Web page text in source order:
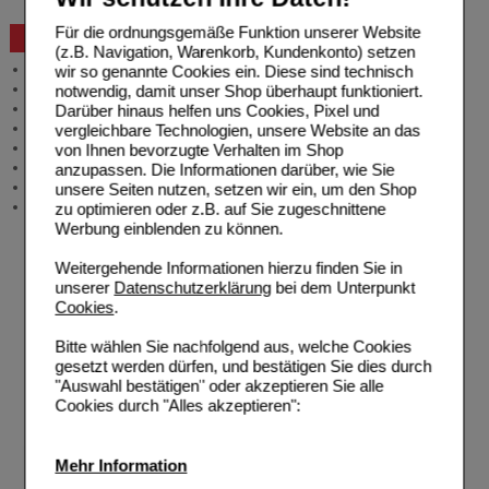
Für die ordnungsgemäße Funktion unserer Website
(z.B. Navigation, Warenkorb, Kundenkonto) setzen
wir so genannte Cookies ein. Diese sind technisch
notwendig, damit unser Shop überhaupt funktioniert.
Darüber hinaus helfen uns Cookies, Pixel und
vergleichbare Technologien, unsere Website an das
von Ihnen bevorzugte Verhalten im Shop
anzupassen. Die Informationen darüber, wie Sie
unsere Seiten nutzen, setzen wir ein, um den Shop
zu optimieren oder z.B. auf Sie zugeschnittene
Werbung einblenden zu können.
Weitergehende Informationen hierzu finden Sie in
unserer Datenschutzerklärungbei dem Unterpunkt
Cookies.
Bitte wählen Sie nachfolgend aus, welche Cookies
gesetzt werden dürfen, und bestätigen Sie dies durch
"Auswahl bestätigen" oder akzeptieren Sie alle
Cookies durch "Alles akzeptieren":
Mehr Information
Beratung und Service
Allgemeine Information
Produktberatung
Meldung Arzneimittelrisiken
Zuzahlungsfreie Arzneien
Angebote & Downloads
Newsletter
Neukundenprämie
Stellenangebote